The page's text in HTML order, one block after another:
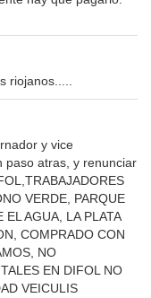
riojanos.....
y vice
paso atras, y renunciar
VERDE, PARQUE
AGUA, LA PLATA
COMPRADO CON
NO
EN DIFOL NO
VEICULIS